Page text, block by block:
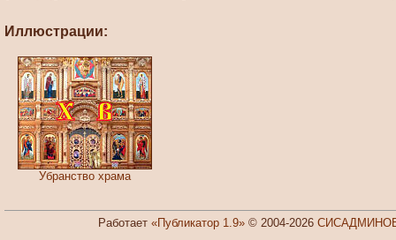
Иллюстрации:
Убранство храма
Работает «Публикатор 1.9»© 2004-2026